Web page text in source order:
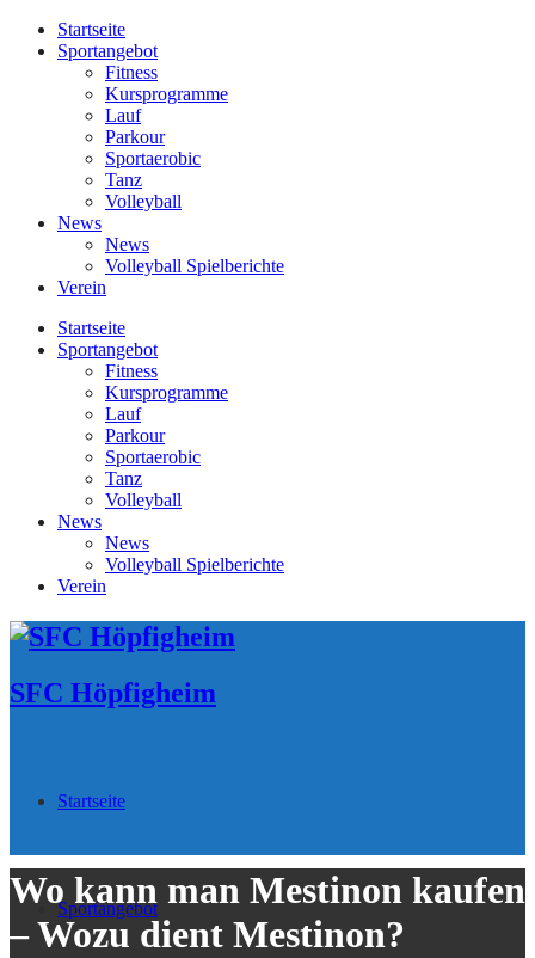
Startseite
Sportangebot
Fitness
Kursprogramme
Lauf
Parkour
Sportaerobic
Tanz
Volleyball
News
News
Volleyball Spielberichte
Verein
Startseite
Sportangebot
Fitness
Kursprogramme
Lauf
Parkour
Sportaerobic
Tanz
Volleyball
News
News
Volleyball Spielberichte
Verein
SFC Höpfigheim
Startseite
Sportangebot
Wo kann man Mestinon kaufen
– Wozu dient Mestinon?